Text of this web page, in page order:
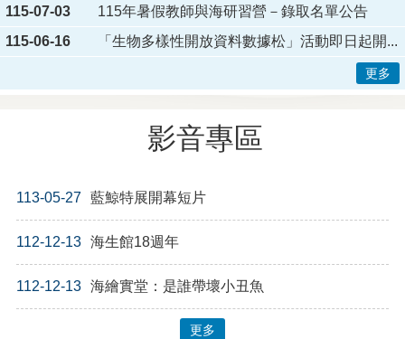
115-07-03
115年暑假教師與海研習營－錄取名單公告
115-06-16
「生物多樣性開放資料數據松」活動即日起開...
更多
影音專區
113-05-27 藍鯨特展開幕短片
112-12-13 海生館18週年
112-12-13 海繪實堂：是誰帶壞小丑魚
更多